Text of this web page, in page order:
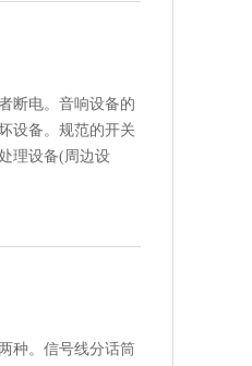
断电。音响设备的
设备。规范的开关
理设备(周边设
种。信号线分话筒